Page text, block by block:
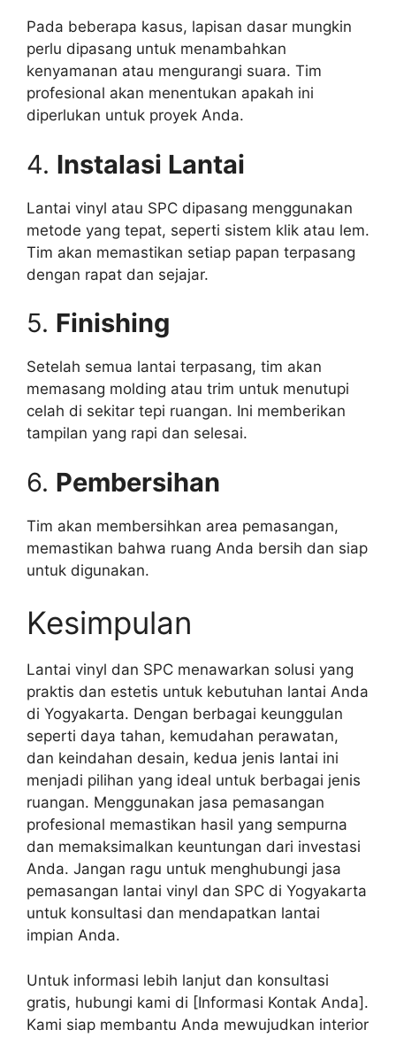
Pada beberapa kasus, lapisan dasar mungkin
perlu dipasang untuk menambahkan
kenyamanan atau mengurangi suara. Tim
profesional akan menentukan apakah ini
diperlukan untuk proyek Anda.
4. Instalasi Lantai
Lantai vinyl atau SPC dipasang menggunakan
metode yang tepat, seperti sistem klik atau lem.
Tim akan memastikan setiap papan terpasang
dengan rapat dan sejajar.
5. Finishing
Setelah semua lantai terpasang, tim akan
memasang molding atau trim untuk menutupi
celah di sekitar tepi ruangan. Ini memberikan
tampilan yang rapi dan selesai.
6. Pembersihan
Tim akan membersihkan area pemasangan,
memastikan bahwa ruang Anda bersih dan siap
untuk digunakan.
Kesimpulan
Lantai vinyl dan SPC menawarkan solusi yang
praktis dan estetis untuk kebutuhan lantai Anda
di Yogyakarta. Dengan berbagai keunggulan
seperti daya tahan, kemudahan perawatan,
dan keindahan desain, kedua jenis lantai ini
menjadi pilihan yang ideal untuk berbagai jenis
ruangan. Menggunakan jasa pemasangan
profesional memastikan hasil yang sempurna
dan memaksimalkan keuntungan dari investasi
Anda. Jangan ragu untuk menghubungi jasa
pemasangan lantai vinyl dan SPC di Yogyakarta
untuk konsultasi dan mendapatkan lantai
impian Anda.
Untuk informasi lebih lanjut dan konsultasi
gratis, hubungi kami di [Informasi Kontak Anda].
Kami siap membantu Anda mewujudkan interior